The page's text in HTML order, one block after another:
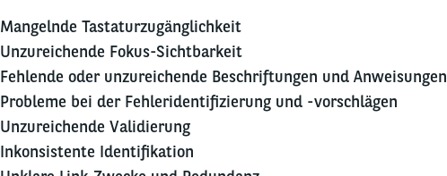
Mangelnde Tastaturzugänglichkeit
Unzureichende Fokus-Sichtbarkeit
Fehlende oder unzureichende Beschriftungen und Anweisungen
Probleme bei der Fehleridentifizierung und -vorschlägen
Unzureichende Validierung
Inkonsistente Identifikation